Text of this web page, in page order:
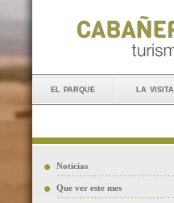
el parque la visita
Noticias
Que ver este mes